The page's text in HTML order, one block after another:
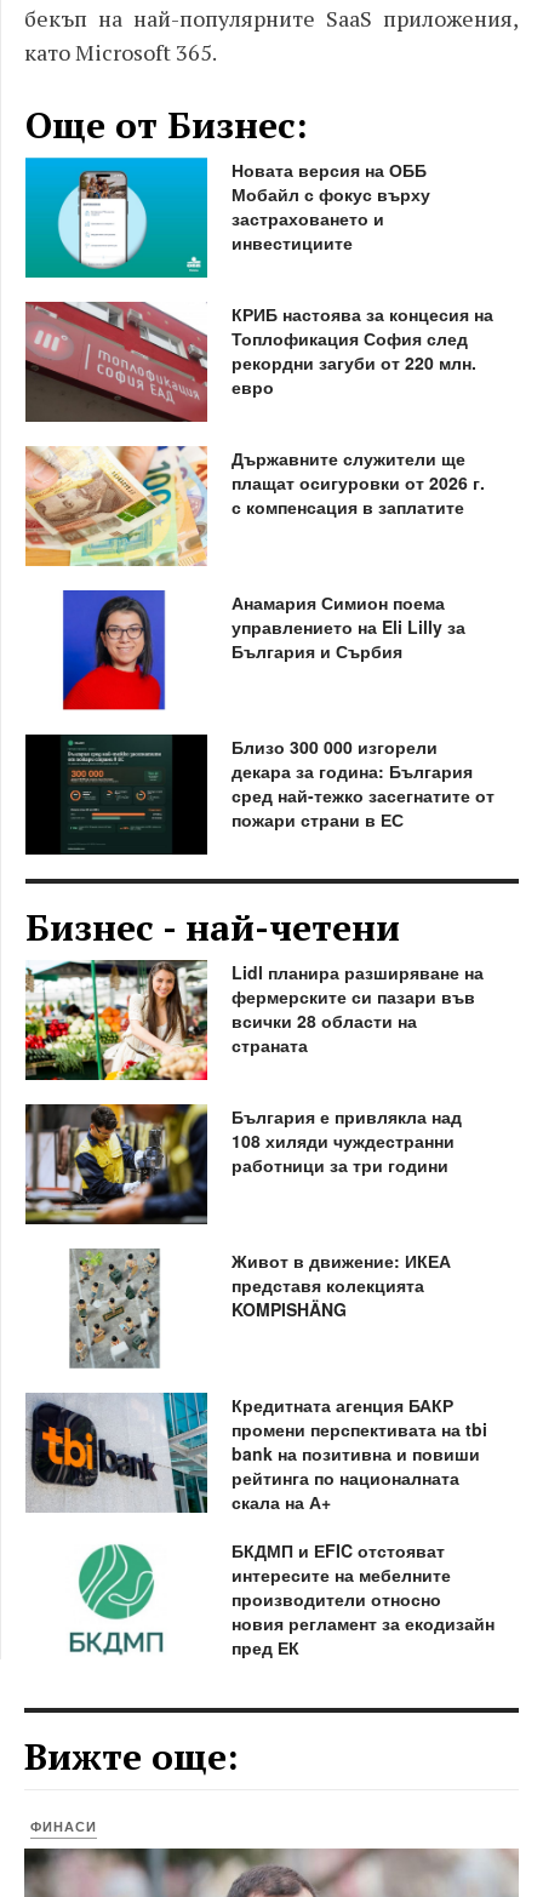
бекъп на най-популярните SaaS приложения,
като Microsoft 365.
Още от Бизнес:
Новата версия на ОББ
Мобайл с фокус върху
застраховането и
инвестициите
КРИБ настоява за концесия на
Топлофикация София след
рекордни загуби от 220 млн.
евро
Държавните служители ще
плащат осигуровки от 2026 г.
с компенсация в заплатите
Анамария Симион поема
управлението на Eli Lilly за
България и Сърбия
Близо 300 000 изгорели
декара за година: България
сред най-тежко засегнатите от
пожари страни в ЕС
Бизнес - най-четени
Lidl планира разширяване на
фермерските си пазари във
всички 28 области на
страната
България е привлякла над
108 хиляди чуждестранни
работници за три години
Живот в движение: ИКЕА
представя колекцията
KOMPISHÄNG
Кредитната агенция БАКР
промени перспективата на tbi
bank на позитивна и повиши
рейтинга по националната
скала на А+
БКДМП и ЕFIC отстояват
интересите на мебелните
производители относно
новия регламент за екодизайн
пред ЕК
Вижте още:
ФИНАСИ